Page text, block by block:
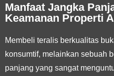
Manfaat Jangka
Keamanan Properti
Membeli teralis berkualitas
konsumtif, melainkan sebuah
panjang yang sangat